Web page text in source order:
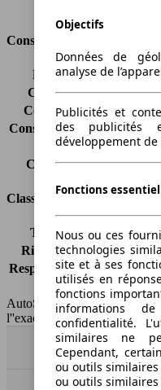
Consommation
Émissions de CO2*
Consommation (ville)
Consommation (route)
Consommation
Classe d'émissions
Capacité du réservoir
Classes d'assurance
Tous risques
Risques partiels
-
Responsabilité civile
HSN/TSN
n.c./n.c.
AutoScout24 France SAS
l''exactitude des indications
Objectifs
Données de
analyse de
Publicités et
des publicités
développement de
Fonctions
Nous ou ces
technologies
site et à ses
utilisés en
fonctions
informations
confidentialité.
similaires ne
Cependant,
ou outils similaires
ou outils